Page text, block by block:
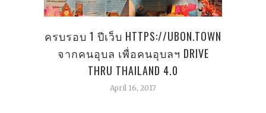
ครบรอบ 1 ปีเว็บ HTTPS://UBON.TOWN
จากคนอุบล เพื่อคนอุบลฯ DRIVE
THRU THAILAND 4.0
April 16, 2017